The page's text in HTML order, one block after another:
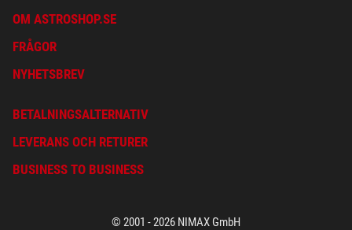
OM ASTROSHOP.SE
FRÅGOR
NYHETSBREV
BETALNINGSALTERNATIV
LEVERANS OCH RETURER
BUSINESS TO BUSINESS
© 2001 - 2026 NIMAX GmbH